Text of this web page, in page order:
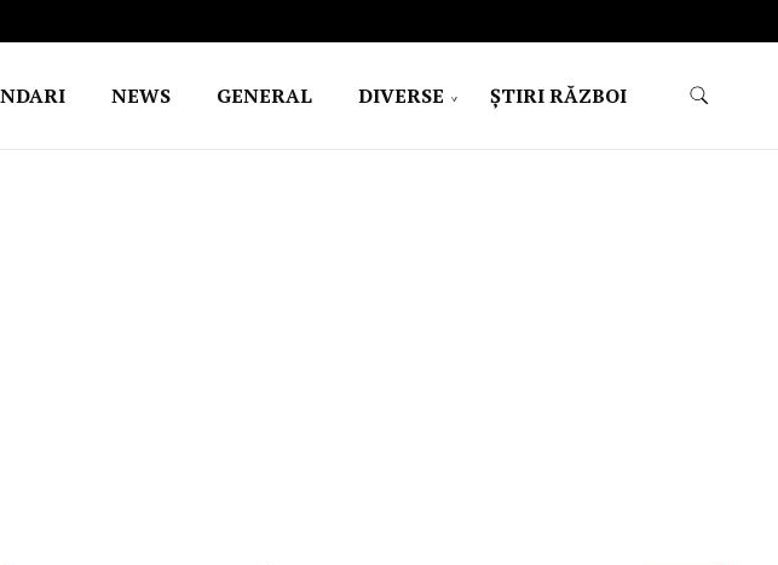
NEWS GENERAL DIVERSE ŞTIRI RĂZBOI